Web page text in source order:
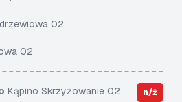
02
02
Kąpino Skrzyżowanie 02 n/ż